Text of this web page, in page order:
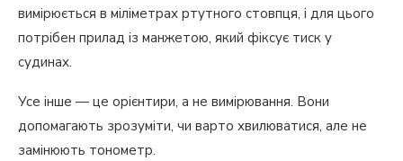
вимірюється в міліметрах ртутного стовпця, і для цього
потрібен прилад із манжетою, який фіксує тиск у
судинах.
Усе інше — це орієнтири, а не вимірювання. Вони
допомагають зрозуміти, чи варто хвилюватися, але не
замінюють тонометр.